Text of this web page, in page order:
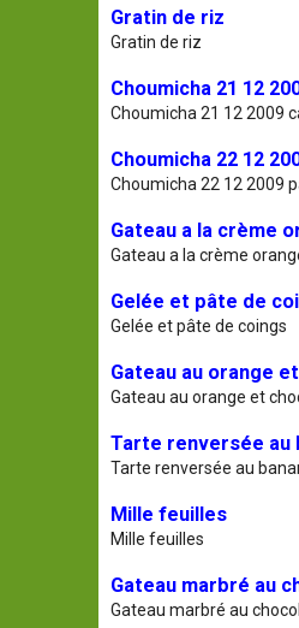
Gratin de riz
Gratin de riz
Choumicha 21 12
Choumicha 21 12 2009
Choumicha 22 12
Choumicha 22 12 2009
Gateau a la crème
Gateau a la crème
Gelée et pâte de
Gelée et pâte de coings
Gateau au orange
Gateau au orange et
Tarte renversée au
Tarte renversée au
Mille feuilles
Mille feuilles
Gateau marbré au
Gateau marbré au